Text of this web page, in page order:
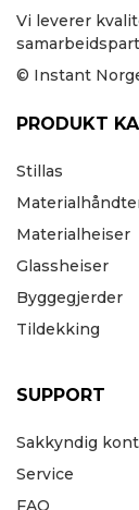
Vi leverer
© Instant
PRODUKT
Stillas
Materialheiser
Glassheiser
Byggegjerder
Tildekking
SUPPORT
Sakkyndig
Service
FAQ